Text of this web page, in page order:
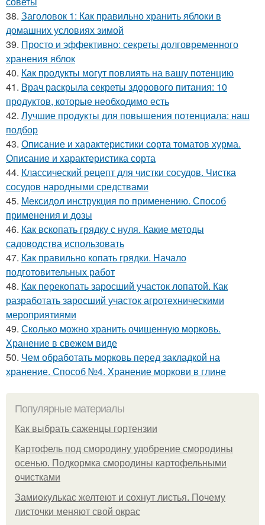
38. Заголовок 1: Как правильно хранить яблоки в
домашних условиях зимой
39. Просто и эффективно: секреты долговременного
хранения яблок
40. Как продукты могут повлиять на вашу потенцию
41. Врач раскрыла секреты здорового питания: 10
продуктов, которые необходимо есть
42. Лучшие продукты для повышения потенциала: наш
подбор
43. Описание и характеристики сорта томатов хурма.
Описание и характеристика сорта
44. Классический рецепт для чистки сосудов. Чистка
сосудов народными средствами
45. Мексидол инструкция по применению. Способ
применения и дозы
46. Как вскопать грядку с нуля. Какие методы
садоводства использовать
47. Как правильно копать грядки. Начало
подготовительных работ
48. Как перекопать заросший участок лопатой. Как
разработать заросший участок агротехническими
мероприятиями
49. Сколько можно хранить очищенную морковь.
Хранение в свежем виде
50. Чем обработать морковь перед закладкой на
хранение. Способ №4. Хранение моркови в глине
Популярные материалы
Как выбрать саженцы гортензии
Картофель под смородину удобрение смородины
осенью. Подкормка смородины картофельными
очистками
Замиокулькас желтеют и сохнут листья. Почему
листочки меняют свой окрас